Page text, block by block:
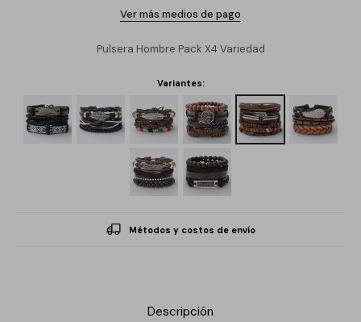
Ver más medios de pago
Pulsera Hombre Pack X4 Variedad
Variantes:
Métodos y costos de envío
Descripción